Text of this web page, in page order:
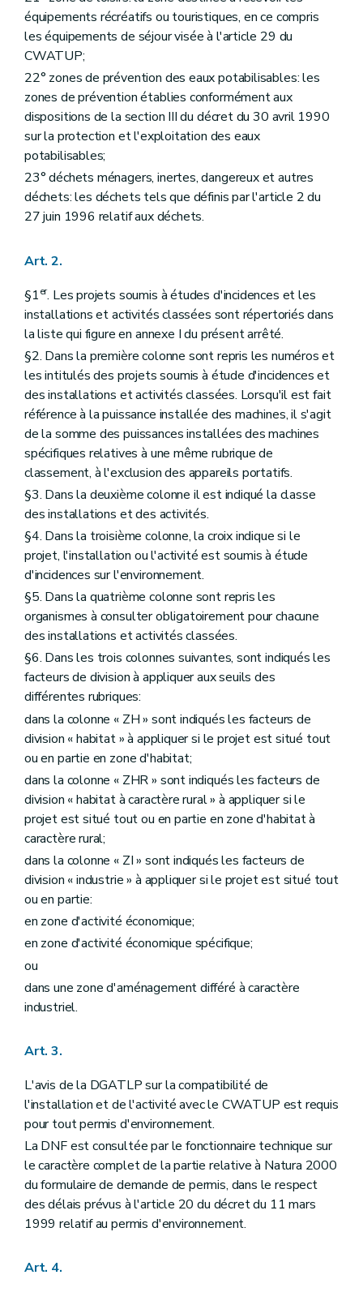
équipements récréatifs ou touristiques, en ce compris
les équipements de séjour visée à l'article 29 du
CWATUP;
22° zones de prévention des eaux potabilisables: les
zones de prévention établies conformément aux
dispositions de la section III du décret du 30 avril 1990
sur la protection et l'exploitation des eaux
potabilisables;
23° déchets ménagers, inertes, dangereux et autres
déchets: les déchets tels que définis par l'article 2 du
27 juin 1996 relatif aux déchets.
Art. 2.
§1er. Les projets soumis à études d'incidences et les
installations et activités classées sont répertoriés dans
la liste qui figure en annexe I du présent arrêté.
§2. Dans la première colonne sont repris les numéros et
les intitulés des projets soumis à étude d'incidences et
des installations et activités classées. Lorsqu'il est fait
référence à la puissance installée des machines, il s'agit
de la somme des puissances installées des machines
spécifiques relatives à une même rubrique de
classement, à l'exclusion des appareils portatifs.
§3. Dans la deuxième colonne il est indiqué la classe
des installations et des activités.
§4. Dans la troisième colonne, la croix indique si le
projet, l'installation ou l'activité est soumis à étude
d'incidences sur l'environnement.
§5. Dans la quatrième colonne sont repris les
organismes à consulter obligatoirement pour chacune
des installations et activités classées.
§6. Dans les trois colonnes suivantes, sont indiqués les
facteurs de division à appliquer aux seuils des
différentes rubriques:
dans la colonne « ZH » sont indiqués les facteurs de
division « habitat » à appliquer si le projet est situé tout
ou en partie en zone d'habitat;
dans la colonne « ZHR » sont indiqués les facteurs de
division « habitat à caractère rural » à appliquer si le
projet est situé tout ou en partie en zone d'habitat à
caractère rural;
dans la colonne « ZI » sont indiqués les facteurs de
division « industrie » à appliquer si le projet est situé tout
ou en partie:
en zone d'activité économique;
en zone d'activité économique spécifique;
ou
dans une zone d'aménagement différé à caractère
industriel.
Art. 3.
L'avis de la DGATLP sur la compatibilité de
l'installation et de l'activité avec le CWATUP est requis
pour tout permis d'environnement.
La DNF est consultée par le fonctionnaire technique sur
le caractère complet de la partie relative à Natura 2000
du formulaire de demande de permis, dans le respect
des délais prévus à l'article 20 du décret du 11 mars
1999 relatif au permis d'environnement.
Art. 4.